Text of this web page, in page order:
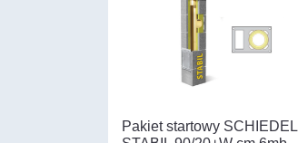
Pakiet startowy SCHIEDEL